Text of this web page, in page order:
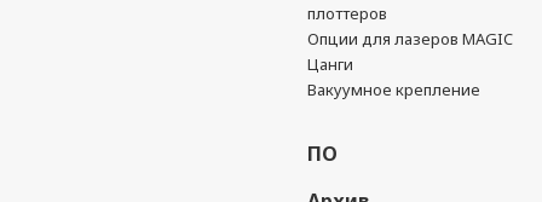
плоттеров
Опции для лазеров MAGIC
Цанги
Вакуумное крепление
ПО